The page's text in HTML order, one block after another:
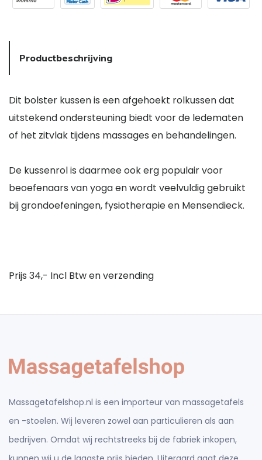
Productbeschrijving
Dit bolster kussen is een afgehoekt rolkussen dat
uitstekend ondersteuning biedt voor de ledematen
of het zitvlak tijdens massages en behandelingen.
De kussenrol is daarmee ook erg populair voor
beoefenaars van yoga en wordt veelvuldig gebruikt
bij grondoefeningen, fysiotherapie en Mensendieck.
Prijs 34,- Incl Btw en verzending
Massagetafelshop.nl is een importeur van massagetafels
en -stoelen. Wij leveren zowel aan particulieren als aan
bedrijven. Omdat wij rechtstreeks bij de fabriek inkopen,